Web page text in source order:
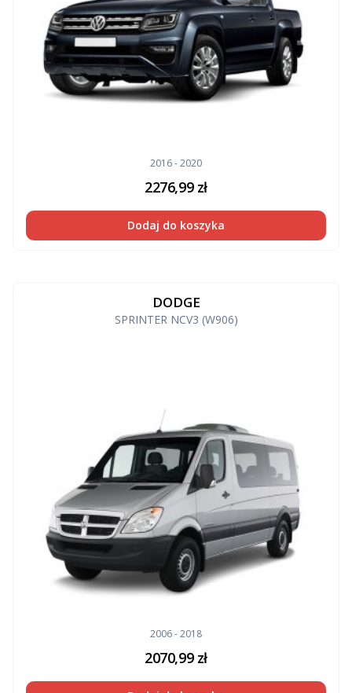
2016 - 2020
2276,99 zł
Dodaj do koszyka
DODGE
SPRINTER NCV3 (W906)
2006 - 2018
2070,99 zł